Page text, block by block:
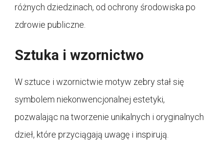
różnych dziedzinach, od ochrony środowiska po
zdrowie publiczne.
Sztuka i wzornictwo
W sztuce i wzornictwie motyw zebry stał się
symbolem niekonwencjonalnej estetyki,
pozwalając na tworzenie unikalnych i oryginalnych
dzieł, które przyciągają uwagę i inspirują.